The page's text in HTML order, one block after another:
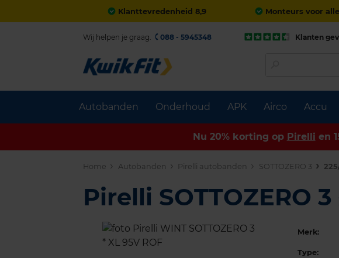
Klanttevredenheid 8,9 Monteurs voor
Autobanden Onderhoud APK Airco Accu
Wij helpen je graag. 088 - 5945348 Klanten
Nu 20% korting op Pirelli en
Home Autobanden Pirelli autobanden SOTTOZERO 3
Pirelli SOTTOZERO 3
Merk:
Type: